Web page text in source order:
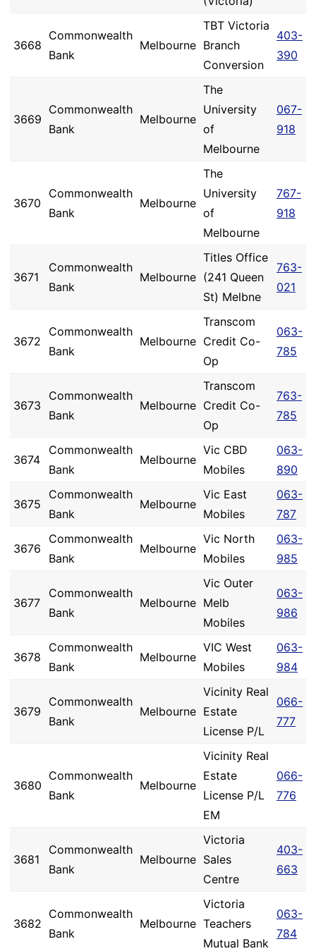
3668
Commonwealth
Bank
Melbourne
TBT Victoria
Branch
Conversion
403-
390
3669
Commonwealth
Bank
Melbourne
The
University
of
Melbourne
067-
918
3670
Commonwealth
Bank
Melbourne
The
University
of
Melbourne
767-
918
3671
Commonwealth
Bank
Melbourne
Titles Office
(241 Queen
St) Melbne
763-
021
3672
Commonwealth
Bank
Melbourne
Transcom
Credit Co-
Op
063-
785
3673
Commonwealth
Bank
Melbourne
Transcom
Credit Co-
Op
763-
785
3674
Commonwealth
Bank
Melbourne
Vic CBD
Mobiles
063-
890
3675
Commonwealth
Bank
Melbourne
Vic East
Mobiles
063-
787
3676
Commonwealth
Bank
Melbourne
Vic North
Mobiles
063-
985
3677
Commonwealth
Bank
Melbourne
Vic Outer
Melb
Mobiles
063-
986
3678
Commonwealth
Bank
Melbourne
VIC West
Mobiles
063-
984
3679
Commonwealth
Bank
Melbourne
Vicinity Real
Estate
License P/L
066-
777
3680
Commonwealth
Bank
Melbourne
Vicinity Real
Estate
License P/L
EM
066-
776
3681
Commonwealth
Bank
Melbourne
Victoria
Sales
Centre
403-
663
3682
Commonwealth
Bank
Melbourne
Victoria
Teachers
Mutual Bank
063-
784